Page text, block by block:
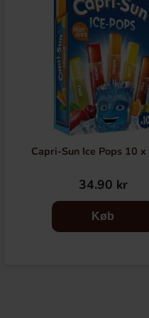
Capri-Sun Ice Pops 10
34.90 kr
Køb